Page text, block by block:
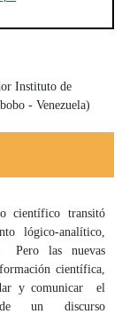
Instituto de
- Venezuela)
científico transitó
lógico-analítico,
Pero las nuevas
científica,
y comunicar el
un discurso